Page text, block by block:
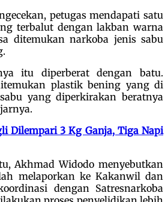
petugas mendapati satu
terbalut dengan lakban warna
ditemukan narkoba jenis sabu
itu diperberat dengan batu.
plastik bening yang di
yang diperkirakan beratnya
Dilempari 3 Kg Ganja, Tiga Napi
Akhmad Widodo menyebutkan
melaporkan ke Kakanwil dan
dengan Satresnarkoba